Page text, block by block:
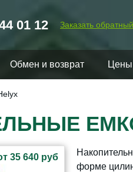
01 12 Заказать
Обмен и возврат Цены
35 640 руб
форме